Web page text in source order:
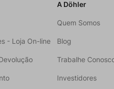
- Loja On-line
A Döhler
Quem Somos
Blog
Trabalhe
Investidores